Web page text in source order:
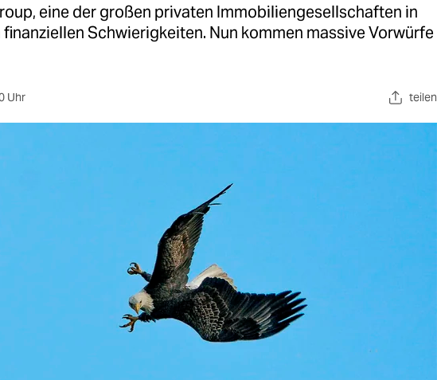
eine der großen privaten Immobiliengesellschaften in
finanziellen Schwierigkeiten. Nun kommen massive Vorwürfe
Uhr teilen